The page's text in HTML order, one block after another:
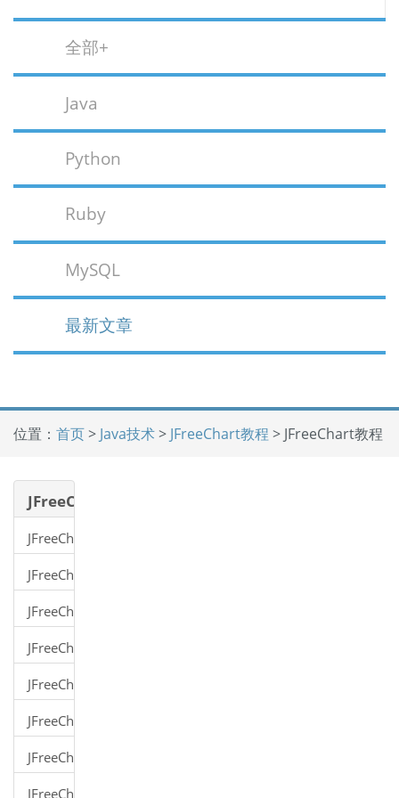
全部+
Java
Python
Ruby
MySQL
最新文章
位置： 首页> Java技术> JFreeChart教程 > JFreeChart教程
JFreeChart
教程
JFreeChart
JFreeChart
JFreeChart
JFreeChart
API
JFreeChart
JFreeChart
JFreeChart
JFreeChart